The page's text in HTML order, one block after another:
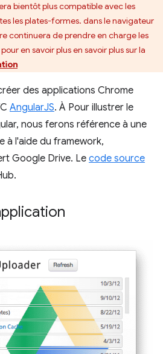
bientôt plus compatible avec les
les plates-formes. dans le navigateur
continuera de prendre en charge les
pour en savoir plus en savoir plus sur la
des applications Chrome
AngularJS. À Pour illustrer le
nous ferons référence à une
à l'aide du framework,
Google Drive. Le code source